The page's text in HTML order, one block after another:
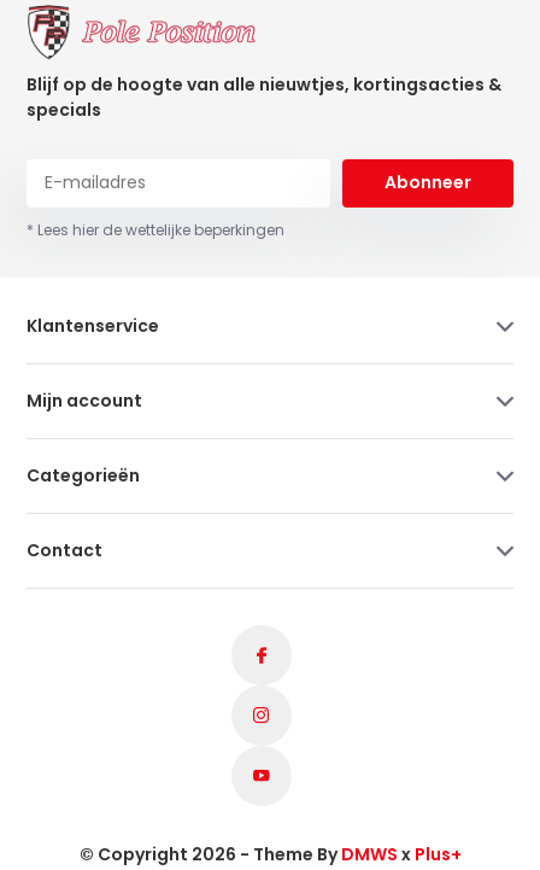
Blijf op de hoogte van alle nieuwtjes, kortingsacties &
specials
Abonneer
* Lees hier de wettelijke beperkingen
Klantenservice
Mijn account
Categorieën
Contact
© Copyright 2026 - Theme ByDMWS x Plus+